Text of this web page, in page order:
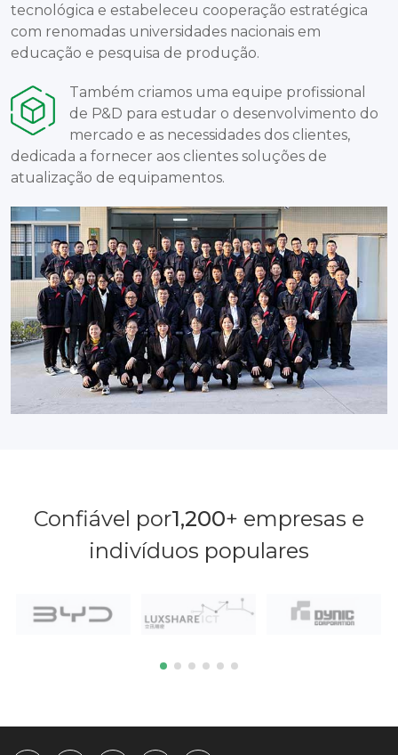
tecnológica e estabeleceu cooperação estratégica
com renomadas universidades nacionais em
educação e pesquisa de produção.
Também criamos uma equipe profissional
de P&D para estudar o desenvolvimento do
mercado e as necessidades dos clientes,
dedicada a fornecer aos clientes soluções de
atualização de equipamentos.
Confiável por1,200+ empresas e
indivíduos populares